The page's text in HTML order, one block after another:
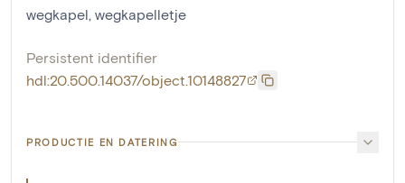
wegkapel, wegkapelletje
Persistent identifier
hdl:20.500.14037/object.10148827
PRODUCTIE EN DATERING